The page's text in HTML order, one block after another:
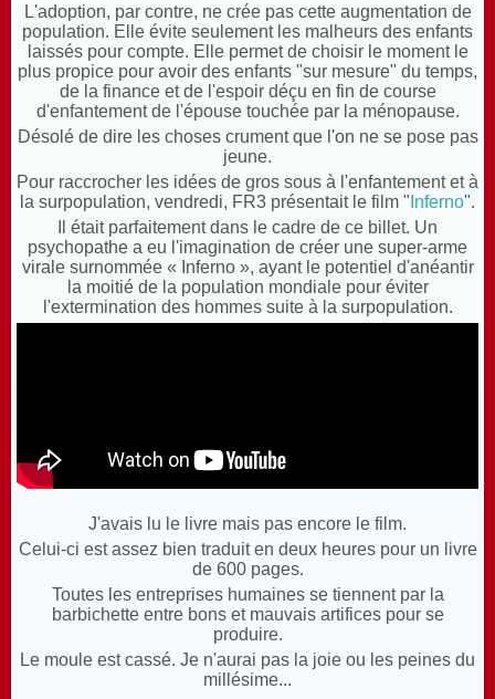
L'adoption, par contre, ne crée pas cette augmentation de
population. Elle évite seulement les malheurs des enfants
laissés pour compte. Elle permet de choisir le moment le
plus propice pour avoir des enfants "sur mesure" du temps,
de la finance et de l'espoir déçu en fin de course
d'enfantement de l'épouse touchée par la ménopause.
Désolé de dire les choses crument que l'on ne se pose pas
jeune.
Pour raccrocher les idées de gros sous à l'enfantement et à
la surpopulation, vendredi, FR3 présentait le film " Inferno".
Il était parfaitement dans le cadre de ce billet. Un
psychopathe a eu l'imagination de créer une super-arme
virale surnommée « Inferno », ayant le potentiel d'anéantir
la moitié de la population mondiale pour éviter
l'extermination des hommes suite à la surpopulation.
J'avais lu le livre mais pas encore le film.
Celui-ci est assez bien traduit en deux heures pour un livre
de 600 pages.
Toutes les entreprises humaines se tiennent par la
barbichette entre bons et mauvais artifices pour se
produire.
Le moule est cassé. Je n'aurai pas la joie ou les peines du
millésime...